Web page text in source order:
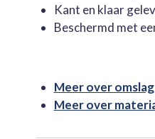
Kant en klaar
Beschermd met
Meer over omslag
Meer over